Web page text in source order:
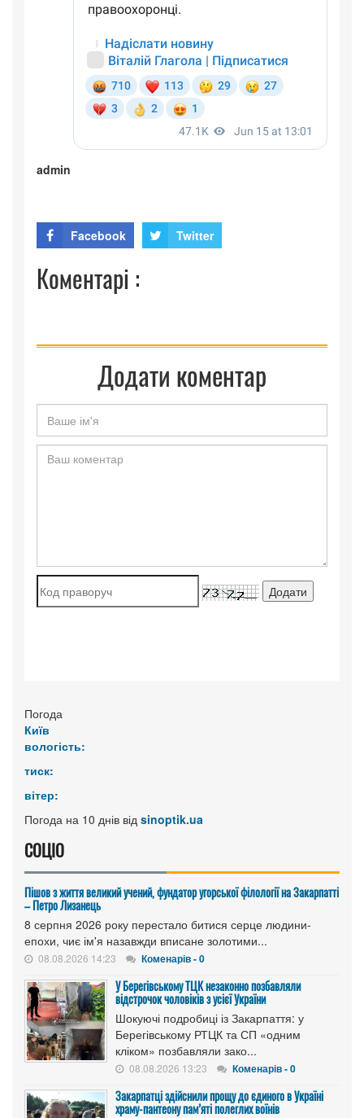
admin
Facebook Twitter
Коментарі :
Додати коментар
Погода
Київ
вологість:
тиск:
вітер:
Погода на 10 днів від sinoptik.ua
СОЦІО
Пішов з життя великий учений, фундатор угорської філології на Закарпатті
– Петро Лизанець
8 серпня 2026 року перестало битися серце людини-
епохи, чиє ім'я назавжди вписане золотими...
08.08.2026 14:23 Коменарів - 0
У Берегівському ТЦК незаконно позбавляли
відстрочок чоловіків з усієї України
Шокуючі подробиці із Закарпаття: у
Берегівському РТЦК та СП «одним
кліком» позбавляли зако...
08.08.2026 13:23 Коменарів - 0
Закарпатці здійснили прощу до єдиного в Україні
храму-пантеону пам’яті полеглих воїнів